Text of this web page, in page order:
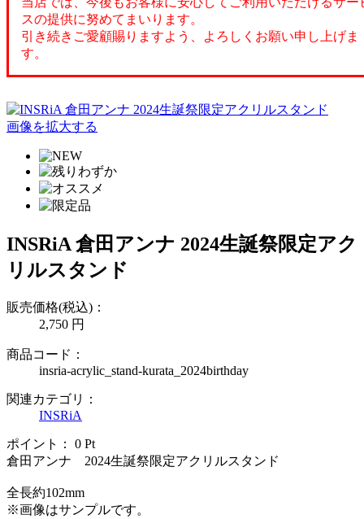
スの提供に努めてまいります。
引き続きご愛顧賜りますよう、よろしくお願い申し上げま
す。
画像を拡大する
INSRiA 倉田アンナ 2024生誕祭限定アク
リルスタンド
販売価格(税込)：
2,750 円
商品コード：
insria-acrylic_stand-kurata_2024birthday
関連カテゴリ：
INSRiA
ポイント： 0 Pt
倉田アンナ 2024生誕祭限定アクリルスタンド
全長約102mm
※画像はサンプルです。